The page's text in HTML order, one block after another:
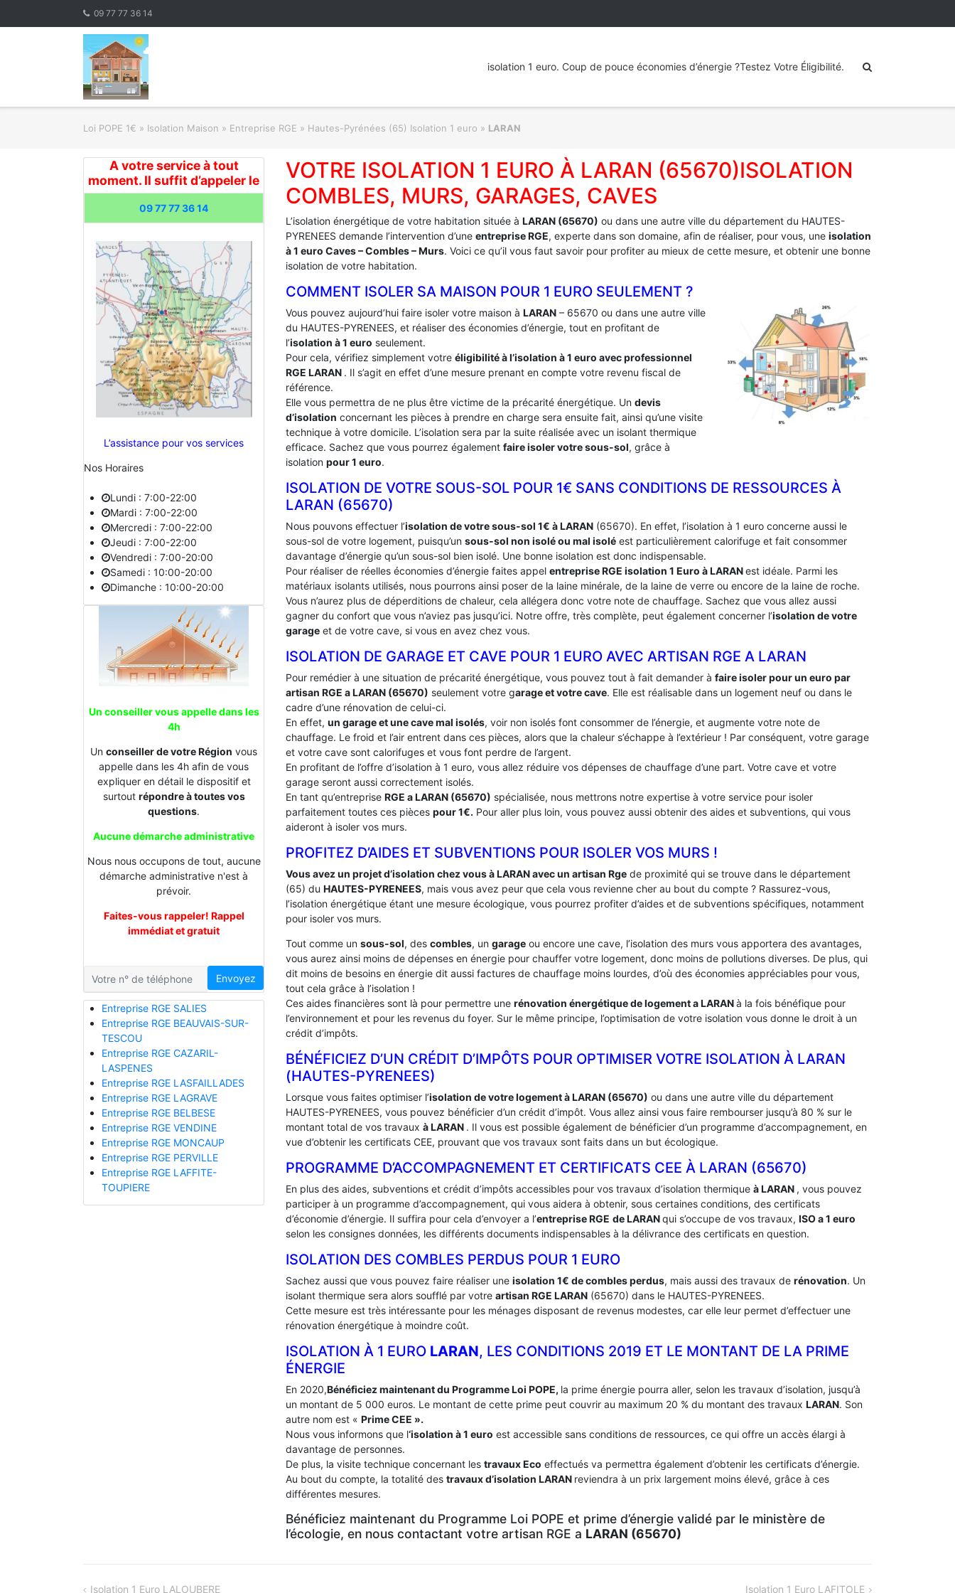
09 77 77 36 14
isolation 1 euro. Coup de pouce économies d’énergie ?Testez Votre Éligibilité.
Loi POPE 1€ » Isolation Maison » Entreprise RGE » Hautes-Pyrénées (65) Isolation 1 euro » LARAN
A votre service à tout
moment. Il suffit d’appeler le
09 77 77 36 14
L’assistance pour vos services
Nos Horaires
Lundi : 7:00-22:00
Mardi : 7:00-22:00
Mercredi : 7:00-22:00
Jeudi : 7:00-22:00
Vendredi : 7:00-20:00
Samedi : 10:00-20:00
Dimanche : 10:00-20:00
Un conseiller vous appelle dans les
4h
Un conseiller de votre Région vous
appelle dans les 4h afin de vous
expliquer en détail le dispositif et
surtout répondre à toutes vos
questions.
Aucune démarche administrative
Nous nous occupons de tout, aucune
démarche administrative n'est à
prévoir.
Faites-vous rappeler! Rappel
immédiat et gratuit
Envoyez
Entreprise RGE SALIES
Entreprise RGE BEAUVAIS-SUR-
TESCOU
Entreprise RGE CAZARIL-
LASPENES
Entreprise RGE LASFAILLADES
Entreprise RGE LAGRAVE
Entreprise RGE BELBESE
Entreprise RGE VENDINE
Entreprise RGE MONCAUP
Entreprise RGE PERVILLE
Entreprise RGE LAFFITE-
TOUPIERE
VOTRE ISOLATION 1 EURO À LARAN (65670)ISOLATION
COMBLES, MURS, GARAGES, CAVES
L’isolation énergétique de votre habitation située à LARAN (65670) ou dans une autre ville du département du HAUTES-
PYRENEES demande l’intervention d’une entreprise RGE, experte dans son domaine, afin de réaliser, pour vous, une isolation
à 1 euro Caves – Combles – Murs. Voici ce qu’il vous faut savoir pour profiter au mieux de cette mesure, et obtenir une bonne
isolation de votre habitation.
COMMENT ISOLER SA MAISON POUR 1 EURO SEULEMENT ?
Vous pouvez aujourd’hui faire isoler votre maison à LARAN – 65670 ou dans une autre ville
du HAUTES-PYRENEES, et réaliser des économies d’énergie, tout en profitant de
l’isolation à 1 euro seulement.
Pour cela, vérifiez simplement votre éligibilité à l’isolation à 1 euro avec professionnel
RGE LARAN . Il s’agit en effet d’une mesure prenant en compte votre revenu fiscal de
référence.
Elle vous permettra de ne plus être victime de la précarité énergétique. Un devis
d’isolation concernant les pièces à prendre en charge sera ensuite fait, ainsi qu’une visite
technique à votre domicile. L’isolation sera par la suite réalisée avec un isolant thermique
efficace. Sachez que vous pourrez également faire isoler votre sous-sol, grâce à
isolation pour 1 euro.
ISOLATION DE VOTRE SOUS-SOL POUR 1€ SANS CONDITIONS DE RESSOURCES À
‎LARAN (65670)
Nous pouvons effectuer l’isolation de votre sous-sol 1€ à LARAN (65670). En effet, l’isolation à 1 euro concerne aussi le
sous-sol de votre logement, puisqu’un sous-sol non isolé ou mal isolé est particulièrement calorifuge et fait consommer
davantage d’énergie qu’un sous-sol bien isolé. Une bonne isolation est donc indispensable.
Pour réaliser de réelles économies d’énergie faites appel entreprise RGE isolation 1 Euro à LARANest idéale. Parmi les
matériaux isolants utilisés, nous pourrons ainsi poser de la laine minérale, de la laine de verre ou encore de la laine de roche.
Vous n’aurez plus de déperditions de chaleur, cela allégera donc votre note de chauffage. Sachez que vous allez aussi
gagner du confort que vous n’aviez pas jusqu’ici. Notre offre, très complète, peut également concerner l’isolation de votre
garage et de votre cave, si vous en avez chez vous.
ISOLATION DE GARAGE ET CAVE POUR 1 EURO AVEC ARTISAN RGE A LARAN
Pour remédier à une situation de précarité énergétique, vous pouvez tout à fait demander à faire isoler pour un euro par
artisan RGE a LARAN (65670) seulement votre garage et votre cave. Elle est réalisable dans un logement neuf ou dans le
cadre d’une rénovation de celui-ci.
En effet, un garage et une cave mal isolés, voir non isolés font consommer de l’énergie, et augmente votre note de
chauffage. Le froid et l’air entrent dans ces pièces, alors que la chaleur s’échappe à l’extérieur ! Par conséquent, votre garage
et votre cave sont calorifuges et vous font perdre de l’argent.
En profitant de l’offre d’isolation à 1 euro, vous allez réduire vos dépenses de chauffage d’une part. Votre cave et votre
garage seront aussi correctement isolés.
En tant qu’entreprise RGE a LARAN (65670) spécialisée, nous mettrons notre expertise à votre service pour isoler
parfaitement toutes ces pièces pour 1€. Pour aller plus loin, vous pouvez aussi obtenir des aides et subventions, qui vous
aideront à isoler vos murs.
PROFITEZ D’AIDES ET SUBVENTIONS POUR ISOLER VOS MURS !
Vous avez un projet d’isolation chez vous à LARAN avec un artisan Rge de proximité qui se trouve dans le département
(65) du HAUTES-PYRENEES, mais vous avez peur que cela vous revienne cher au bout du compte ? Rassurez-vous,
l’isolation énergétique étant une mesure écologique, vous pourrez profiter d’aides et de subventions spécifiques, notamment
pour isoler vos murs.
Tout comme un sous-sol, des combles, un garage ou encore une cave, l’isolation des murs vous apportera des avantages,
vous aurez ainsi moins de dépenses en énergie pour chauffer votre logement, donc moins de pollutions diverses. De plus, qui
dit moins de besoins en énergie dit aussi factures de chauffage moins lourdes, d’où des économies appréciables pour vous,
tout cela grâce à l’isolation !
Ces aides financières sont là pour permettre une rénovation énergétique de logement aLARANà la fois bénéfique pour
l’environnement et pour les revenus du foyer. Sur le même principe, l’optimisation de votre isolation vous donne le droit à un
crédit d’impôts.
BÉNÉFICIEZ D’UN CRÉDIT D’IMPÔTS POUR OPTIMISER VOTRE ISOLATION À ‎LARAN
(HAUTES-PYRENEES)
Lorsque vous faites optimiser l’isolation de votre logement à LARAN (65670) ou dans une autre ville du département
HAUTES-PYRENEES, vous pouvez bénéficier d’un crédit d’impôt. Vous allez ainsi vous faire rembourser jusqu’à 80 % sur le
montant total de vos travaux à LARAN . Il vous est possible également de bénéficier d’un programme d’accompagnement, en
vue d’obtenir les certificats CEE, prouvant que vos travaux sont faits dans un but écologique.
PROGRAMME D’ACCOMPAGNEMENT ET CERTIFICATS CEE À ‎LARAN (65670)
En plus des aides, subventions et crédit d’impôts accessibles pour vos travaux d’isolation thermique à LARAN , vous pouvez
participer à un programme d’accompagnement, qui vous aidera à obtenir, sous certaines conditions, des certificats
d’économie d’énergie. Il suffira pour cela d’envoyer a l’entreprise RGE de LARANqui s’occupe de vos travaux, ISO a 1 euro
selon les consignes données, les différents documents indispensables à la délivrance des certificats en question.
ISOLATION DES COMBLES PERDUS POUR 1 EURO
Sachez aussi que vous pouvez faire réaliser une isolation 1€ de combles perdus, mais aussi des travaux de rénovation. Un
isolant thermique sera alors soufflé par votre artisan RGE LARAN (65670) dans le HAUTES-PYRENEES.
Cette mesure est très intéressante pour les ménages disposant de revenus modestes, car elle leur permet d’effectuer une
rénovation énergétique à moindre coût.
ISOLATION À 1 EURO LARAN, LES CONDITIONS 2019 ET LE MONTANT DE LA PRIME
ÉNERGIE
En 2020,Bénéficiez maintenant du Programme Loi POPE, la prime énergie pourra aller, selon les travaux d’isolation, jusqu’à
un montant de 5 000 euros. Le montant de cette prime peut couvrir au maximum 20 % du montant des travaux LARAN. Son
autre nom est « Prime CEE ».
Nous vous informons que l‘isolation à 1 euro est accessible sans conditions de ressources, ce qui offre un accès élargi à
davantage de personnes.
De plus, la visite technique concernant les travaux Eco effectués va permettra également d’obtenir les certificats d’énergie.
Au bout du compte, la totalité des travaux d’isolation LARAN reviendra à un prix largement moins élevé, grâce à ces
différentes mesures.
Bénéficiez maintenant du Programme Loi POPE et prime d’énergie validé par le ministère de
l’écologie, en nous contactant votre artisan RGE a LARAN (65670)
Isolation 1 Euro LALOUBERE Isolation 1 Euro LAFITOLE